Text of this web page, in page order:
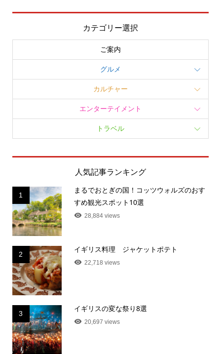
カテゴリー選択
ご案内
グルメ
カルチャー
エンターテイメント
トラベル
人気記事ランキング
1
まるでおとぎの国！コッツウォルズのおす
すめ観光スポット10選
28,884 views
2
イギリス料理 ジャケットポテト
22,718 views
3
イギリスの変な祭り8選
20,697 views